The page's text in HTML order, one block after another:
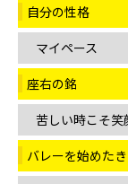
自分の性格
マイペース
座右の銘
苦しい時こそ笑
バレーを始めた